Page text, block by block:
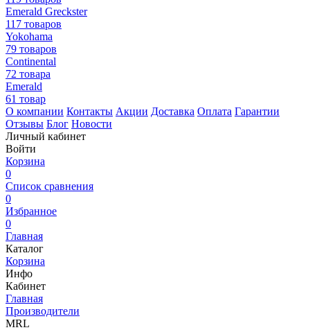
Emerald Greckster
117 товаров
Yokohama
79 товаров
Continental
72 товара
Emerald
61 товар
О компании Контакты Акции Доставка Оплата Гарантии
Отзывы Блог Новости
Личный кабинет
Войти
Корзина
0
Список сравнения
0
Избранное
0
Главная
Каталог
Корзина
Инфо
Кабинет
Главная
Производители
MRL